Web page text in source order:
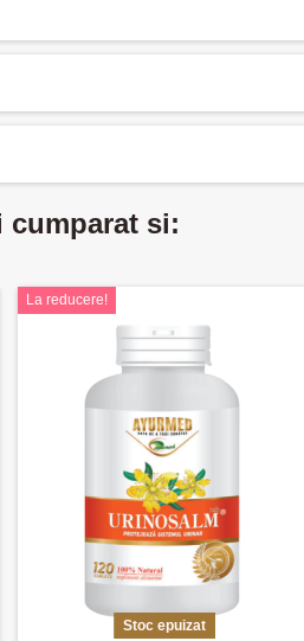
cumparat si:
La reducere!
Stoc epuizat